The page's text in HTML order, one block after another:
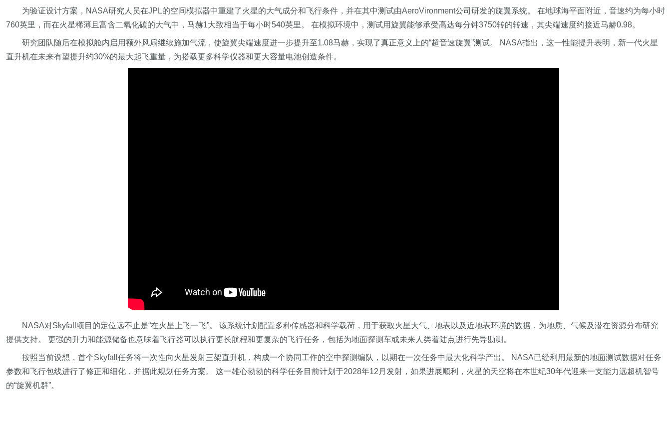
为验证设计方案，NASA研究人员在JPL的空间模拟器中重建了火星的大气成分和飞行条件，并在其中测试由AeroVironment公司研发的旋翼系统。 在地球海平面附近，音速约为每小时
760英里，而在火星稀薄且富含二氧化碳的大气中，马赫1大致相当于每小时540英里。 在模拟环境中，测试用旋翼能够承受高达每分钟3750转的转速，其尖端速度约接近马赫0.98。
研究团队随后在模拟舱内启用额外风扇继续施加气流，使旋翼尖端速度进一步提升至1.08马赫，实现了真正意义上的“超音速旋翼”测试。 NASA指出，这一性能提升表明，新一代火星
直升机在未来有望提升约30%的最大起飞重量，为搭载更多科学仪器和更大容量电池创造条件。
NASA对Skyfall项目的定位远不止是“在火星上飞一飞”。 该系统计划配置多种传感器和科学载荷，用于获取火星大气、地表以及近地表环境的数据，为地质、气候及潜在资源分布研究
提供支持。 更强的升力和能源储备也意味着飞行器可以执行更长航程和更复杂的飞行任务，包括为地面探测车或未来人类着陆点进行先导勘测。
按照当前设想，首个Skyfall任务将一次性向火星发射三架直升机，构成一个协同工作的空中探测编队，以期在一次任务中最大化科学产出。 NASA已经利用最新的地面测试数据对任务
参数和飞行包线进行了修正和细化，并据此规划任务方案。 这一雄心勃勃的科学任务目前计划于2028年12月发射，如果进展顺利，火星的天空将在本世纪30年代迎来一支能力远超机智号
的“旋翼机群”。